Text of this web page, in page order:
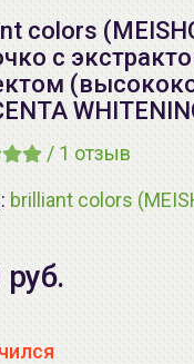
colors
с
/ 1 отзыв
brilliant colors